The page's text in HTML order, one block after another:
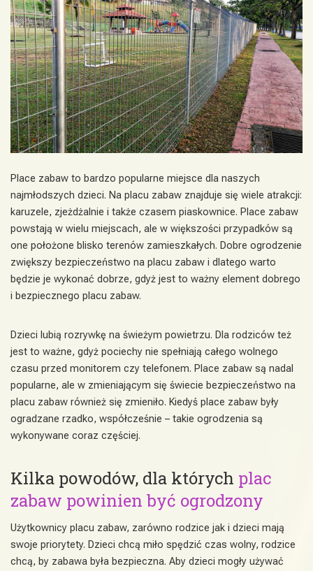
Place zabaw to bardzo popularne miejsce dla naszych
najmłodszych dzieci. Na placu zabaw znajduje się wiele atrakcji:
karuzele, zjeżdżalnie i także czasem piaskownice. Place zabaw
powstają w wielu miejscach, ale w większości przypadków są
one położone blisko terenów zamieszkałych. Dobre ogrodzenie
zwiększy bezpieczeństwo na placu zabaw i dlatego warto
będzie je wykonać dobrze, gdyż jest to ważny element dobrego
i bezpiecznego placu zabaw.
Dzieci lubią rozrywkę na świeżym powietrzu. Dla rodziców też
jest to ważne, gdyż pociechy nie spełniają całego wolnego
czasu przed monitorem czy telefonem. Place zabaw są nadal
popularne, ale w zmieniającym się świecie bezpieczeństwo na
placu zabaw również się zmieniło. Kiedyś place zabaw były
ogradzane rzadko, współcześnie – takie ogrodzenia są
wykonywane coraz częściej.
Kilka powodów, dla których plac
zabaw powinien być ogrodzony
Użytkownicy placu zabaw, zarówno rodzice jak i dzieci mają
swoje priorytety. Dzieci chcą miło spędzić czas wolny, rodzice
chcą, by zabawa była bezpieczna. Aby dzieci mogły używać